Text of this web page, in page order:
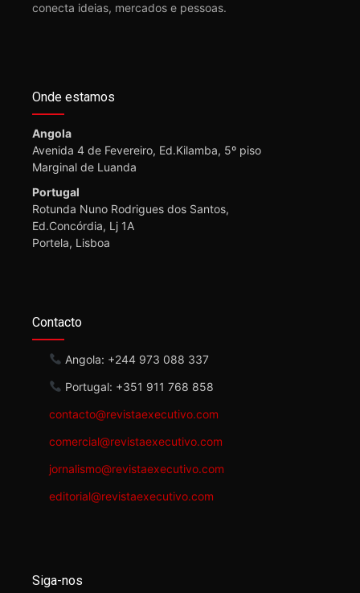
conecta ideias, mercados e pessoas.
Onde estamos
Angola
Avenida 4 de Fevereiro, Ed.Kilamba, 5º piso
Marginal de Luanda
Portugal
Rotunda Nuno Rodrigues dos Santos,
Ed.Concórdia, Lj 1A
Portela, Lisboa
Contacto
Angola: +244 973 088 337
Portugal: +351 911 768 858
contacto@revistaexecutivo.com
comercial@revistaexecutivo.com
jornalismo@revistaexecutivo.com
editorial@revistaexecutivo.com
Siga-nos